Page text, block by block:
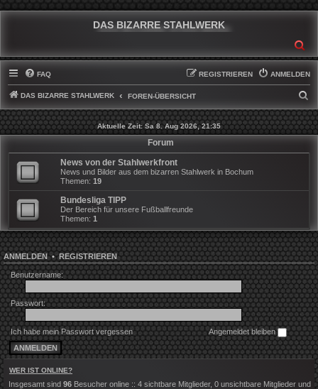
DAS BIZARRE STAHLWERK
FAQ ANMELDEN
REGISTRIEREN
DAS BIZARRE STAHLWERK FOREN-ÜBERSICHT
U
C
Aktuelle Zeit: Sa 8. Aug 2026, 21:35
Forum
News von der Stahlwerkfront
News und Bilder aus dem bizarren Stahlwerk in Bochum
Themen: 19
Bundesliga TIPP
Der Bereich für unsere Fußballfreunde
Themen: 1
ANMELDEN•REGISTRIEREN
Benutzername:
Passwort:
Ich habe mein Passwort vergessen Angemeldet bleiben
WER IST ONLINE?
Insgesamt sind 96 Besucher online :: 4 sichtbare Mitglieder, 0 unsichtbare Mitglieder und